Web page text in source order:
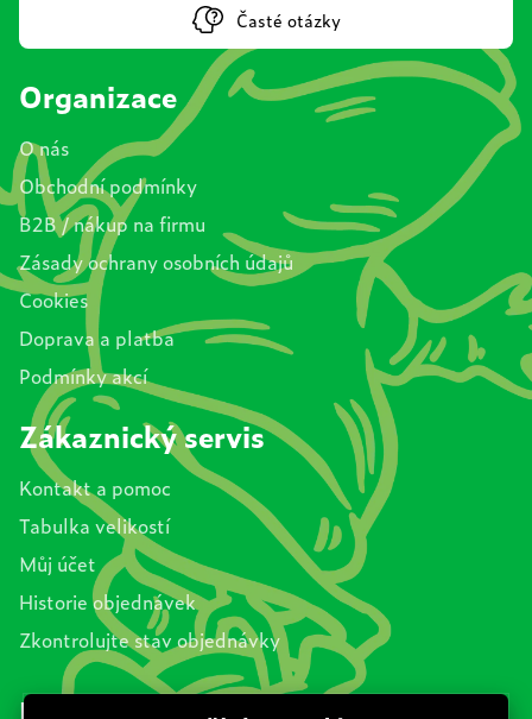
Časté otázky
Organizace
O nás
Obchodní podmínky
B2B / nákup na firmu
Zásady ochrany osobních údajů
Cookies
Doprava a platba
Podmínky akcí
Zákaznický servis
Kontakt a pomoc
Tabulka velikostí
Můj účet
Historie objednávek
Zkontrolujte stav objednávky